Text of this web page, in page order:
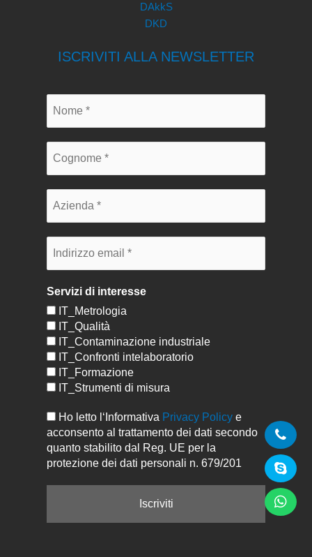
DAkkS
DKD
ISCRIVITI ALLA NEWSLETTER
Servizi di interesse
IT_Metrologia
IT_Qualità
IT_Contaminazione industriale
IT_Confronti intelaboratorio
IT_Formazione
IT_Strumenti di misura
Ho letto l‘Informativa Privacy Policy e
acconsento al trattamento dei dati secondo
quanto stabilito dal Reg. UE per la
protezione dei dati personali n. 679/201